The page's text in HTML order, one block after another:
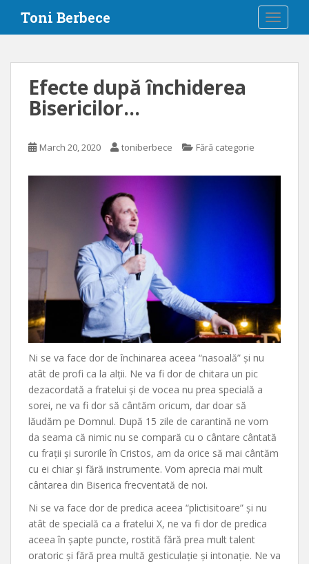
i
Toni Berbece
Efecte după închiderea
Bisericilor…
March 20, 2020 toniberbece Fără categorie
Ni se va face dor de închinarea aceea “nasoală” și nu
atât de profi ca la alții. Ne va fi dor de chitara un pic
dezacordată a fratelui și de vocea nu prea specială a
sorei, ne va fi dor să cântăm oricum, dar doar să
lăudăm pe Domnul. După 15 zile de carantină ne vom
da seama că nimic nu se compară cu o cântare cântată
cu frații și surorile în Cristos, am da orice să mai cântăm
cu ei chiar și fără instrumente. Vom aprecia mai mult
cântarea din Biserica frecventată de noi.
Ni se va face dor de predica aceea “plictisitoare” și nu
atât de specială ca a fratelui X, ne va fi dor de predica
aceea în șapte puncte, rostită fără prea mult talent
oratoric și fără prea multă gesticulație și intonație. Ne va